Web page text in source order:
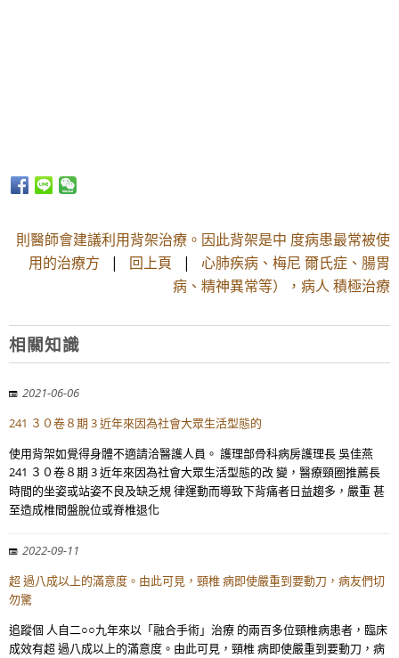
則醫師會建議利用背架治療。因此背架是中 度病患最常被使
用的治療方 | 回上頁 | 心肺疾病、梅尼 爾氏症、腸胃
病、精神異常等），病人 積極治療
相關知識
2021-06-06
241 ３０卷８期 3 近年來因為社會大眾生活型態的
使用背架如覺得身體不適請洽醫護人員。 護理部骨科病房護理長 吳佳燕
241 ３０卷８期 3 近年來因為社會大眾生活型態的改 變，醫療頸圈推薦長
時間的坐姿或站姿不良及缺乏規 律運動而導致下背痛者日益趨多，嚴重 甚
至造成椎間盤脫位或脊椎退化
2022-09-11
超 過八成以上的滿意度。由此可見，頸椎 病即使嚴重到要動刀，病友們切
勿驚
追蹤個 人自二○○九年來以「融合手術」治療 的兩百多位頸椎病患者，臨床
成效有超 過八成以上的滿意度。由此可見，頸椎 病即使嚴重到要動刀，病